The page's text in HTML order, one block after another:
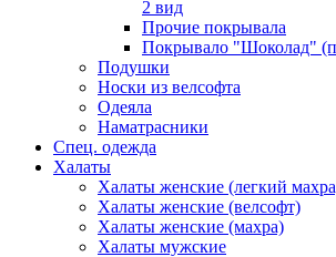
2 вид
Прочие покрывала
Покрывало "Шоколад"
Подушки
Носки из велсофта
Одеяла
Наматрасники
Спец. одежда
Халаты
Халаты женские (легкий
Халаты женские (велсофт)
Халаты женские (махра)
Халаты мужские